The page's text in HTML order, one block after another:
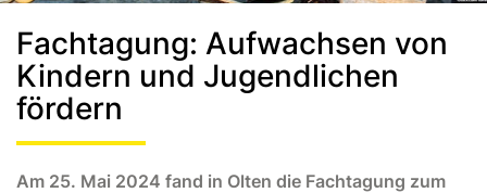
Fachtagung: Aufwachsen von
Kindern und Jugendlichen
fördern
Am 25. Mai 2024 fand in Olten die Fachtagung zum